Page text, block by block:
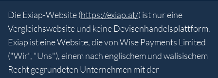
Die Exiap-Website (https://exiap.at/) ist nur eine
Vergleichswebsite und keine Devisenhandelsplattform.
Exiap ist eine Website, die von Wise Payments Limited
("Wir", "Uns"), einem nach englischem und walisischem
Recht gegründeten Unternehmen mit der